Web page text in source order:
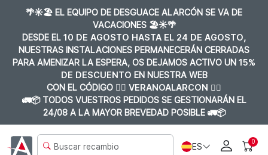
🌴☀️🏖️ EL EQUIPO DE DESGUACE ALARCÓN SE VA DE
VACACIONES 🏖️☀️🌴
DESDE EL 10 DE AGOSTO HASTA EL 24 DE AGOSTO,
NUESTRAS INSTALACIONES PERMANECERÁN CERRADAS
PARA AMENIZAR LA ESPERA, OS DEJAMOS ACTIVO UN 15%
DE DESCUENTO EN NUESTRA WEB
CON EL CÓDIGO 👉🏼 VERANOALARCON 👈🏼
🚛📦 TODOS VUESTROS PEDIDOS SE GESTIONARÁN EL
24/08 A LA MAYOR BREVEDAD POSIBLE 🚛📦
ES 0